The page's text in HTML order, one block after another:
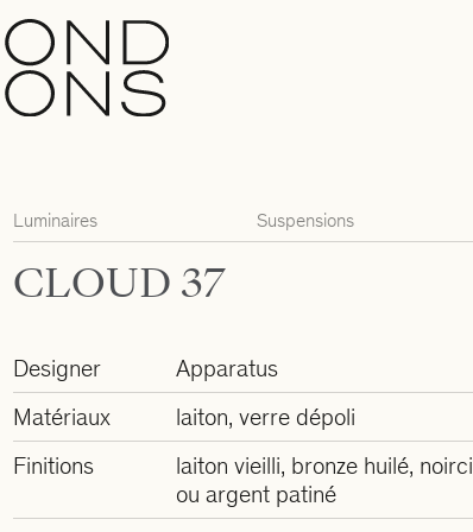
Luminaires Suspensions
CLOUD 37
Designer
Apparatus
Matériaux
laiton, verre dépoli
Finitions
laiton vieilli, bronze huilé, noirci
ou argent patiné